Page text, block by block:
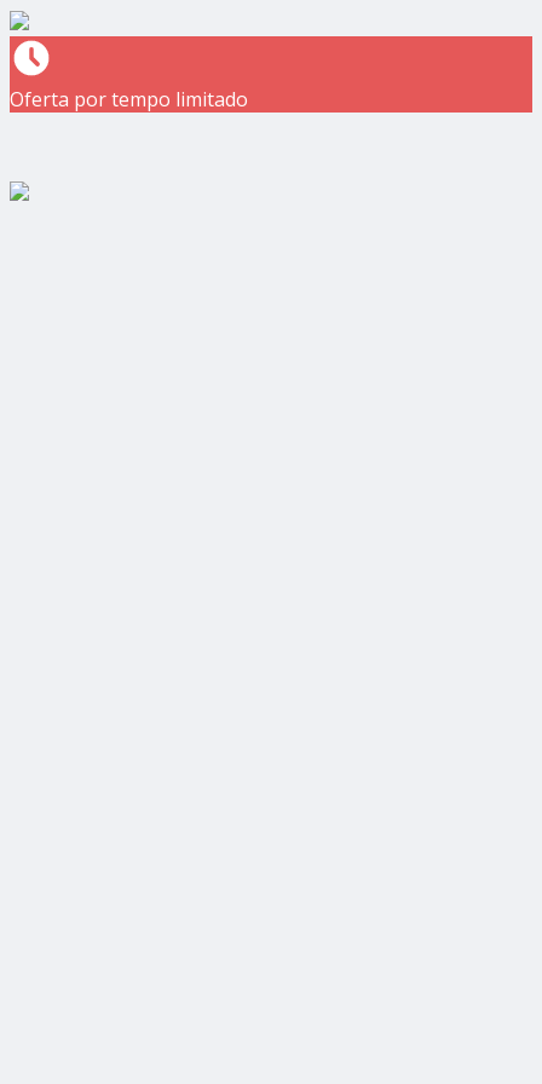
Oferta por tempo limitado